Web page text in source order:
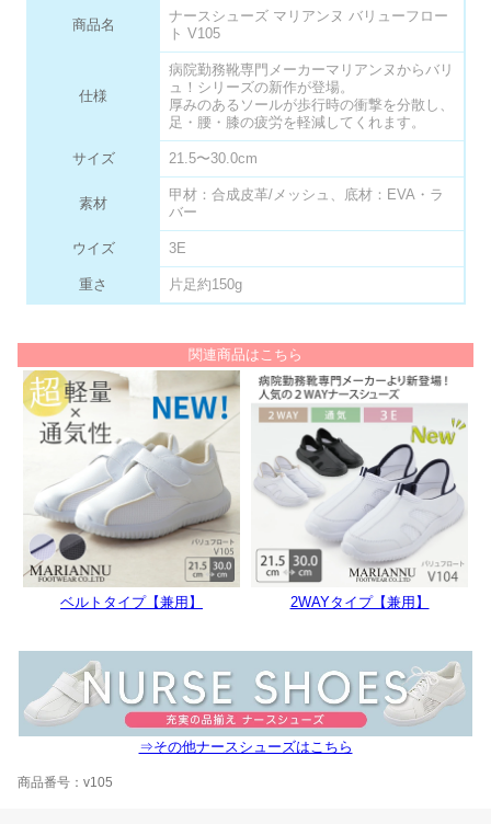
商品名
ナースシューズ マリアンヌ バリューフロー
ト V105
仕様
病院勤務靴専門メーカーマリアンヌからバリ
ュ！シリーズの新作が登場。
厚みのあるソールが歩行時の衝撃を分散し、
足・腰・膝の疲労を軽減してくれます。
サイズ 21.5〜30.0cm
素材
甲材：合成皮革/メッシュ、底材：EVA・ラ
バー
ウイズ 3E
重さ 片足約150g
関連商品はこちら
ベルトタイプ【兼用】 2WAYタイプ【兼用】
⇒その他ナースシューズはこちら
商品番号：v105